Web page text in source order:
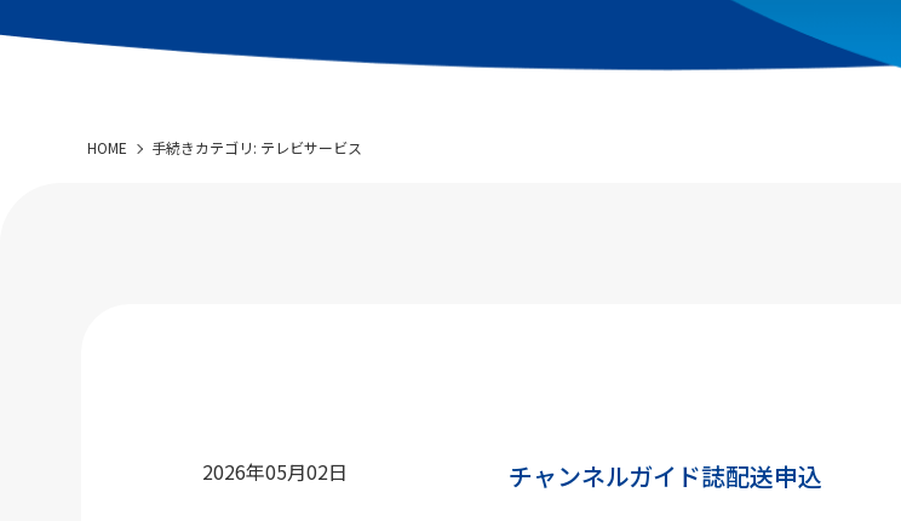
HOME 手続きカテゴリ: テレビサービス
2026年05月02日 チャンネルガイド誌配送申込